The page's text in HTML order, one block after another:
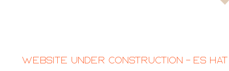
Website Under Construction – Es